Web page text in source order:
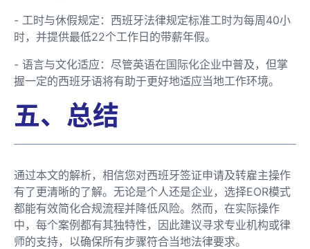
- 工时与休假规定：西班牙法律规定标准工时为每周40小
时，并提供最低22个工作日的带薪年假。
- 语言与文化适应：尽管英语在国际化企业中普及，但掌
握一定的西班牙语将有助于更好地适应当地工作环境。
五、总结
通过本文的解析，相信您对西班牙签证申请及转雇主操作
有了更清晰的了解。无论是个人还是企业，选择EOR模式
都能有效简化合规流程并降低风险。然而，在实际操作
中，每个案例都有其独特性，因此建议寻求专业机构或律
师的支持，以确保所有步骤符合当地法律要求。